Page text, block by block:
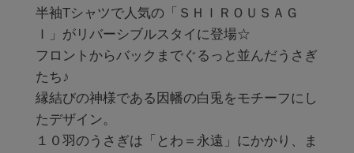
半袖Tシャツで人気の「ＳＨＩＲＯＵＳＡＧ
Ｉ」がリバーシブルスタイに登場☆
フロントからバックまでぐるっと並んだうさぎ
たち♪
縁結びの神様である因幡の白兎をモチーフにし
たデザイン。
１０羽のうさぎは「とわ＝永遠」にかかり、ま